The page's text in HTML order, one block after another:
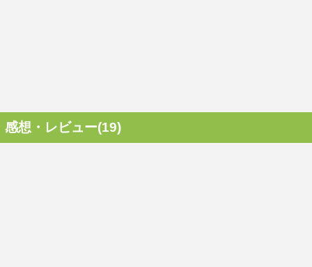
感想・レビュー(19)